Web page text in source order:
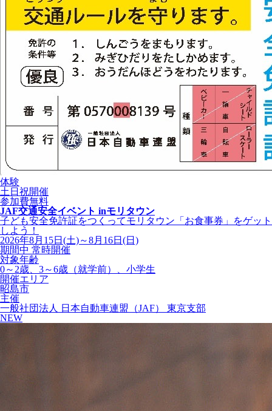
体験
土日祝開催
参加費無料
JAF交通安全イベント inモリタウン
子ども安全免許証をつくってモリタウン「お食事券」をゲット
しよう！
2026年8月15日(土)～8月16日(日)
期間中 常時開催
対象年齢
0～2歳、3～6歳（就学前）、小学生
開催エリア
昭島市
主催
一般社団法人 日本自動車連盟（JAF） 東京支部
NEW